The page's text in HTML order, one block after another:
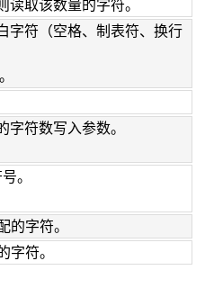
取该数量的字符。
字符（空格、制表符、换行
符数写入参数。
。
字符。
符。